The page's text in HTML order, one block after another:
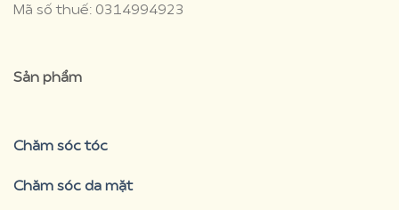
Mã số thuế: 0314994923
Sản phẩm
Chăm sóc tóc
Chăm sóc da mặt